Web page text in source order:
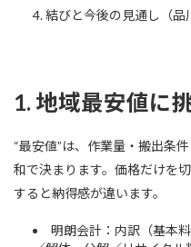
結びと今後の見通し（品
1. 地域最安値に
“最安値”は、作業量・搬出条
和で決まります。価格だけを
すると納得感が違います。
明朗会計：内訳（基本